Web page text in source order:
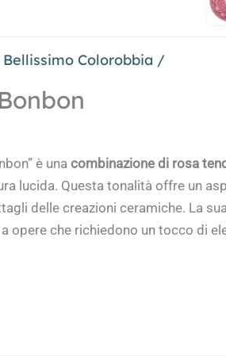
Bellissimo Colorobbia /
€
è unacombinazione di rosa
lucida. Questa tonalità offre un
delle creazioni ceramiche. La
opere che richiedono un tocco di